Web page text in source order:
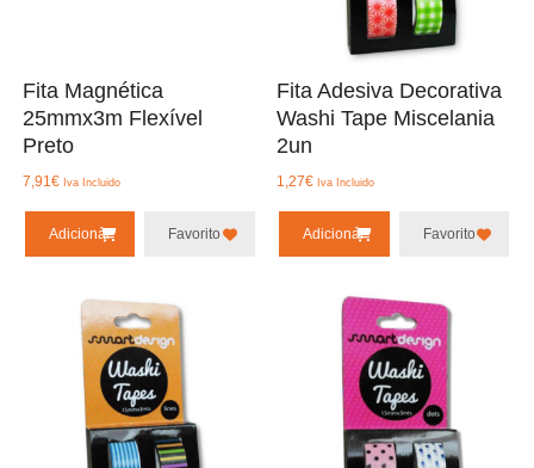
Fita Magnética
25mmx3m Flexível
Preto
7,91€ Iva Incluido
Adicionar Favorito
Fita Adesiva Decorativa
Washi Tape Miscelania
2un
1,27€ Iva Incluido
Adicionar Favorito